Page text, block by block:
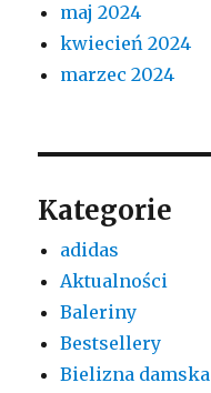
maj 2024
kwiecień 2024
marzec 2024
Kategorie
adidas
Aktualności
Baleriny
Bestsellery
Bielizna damska